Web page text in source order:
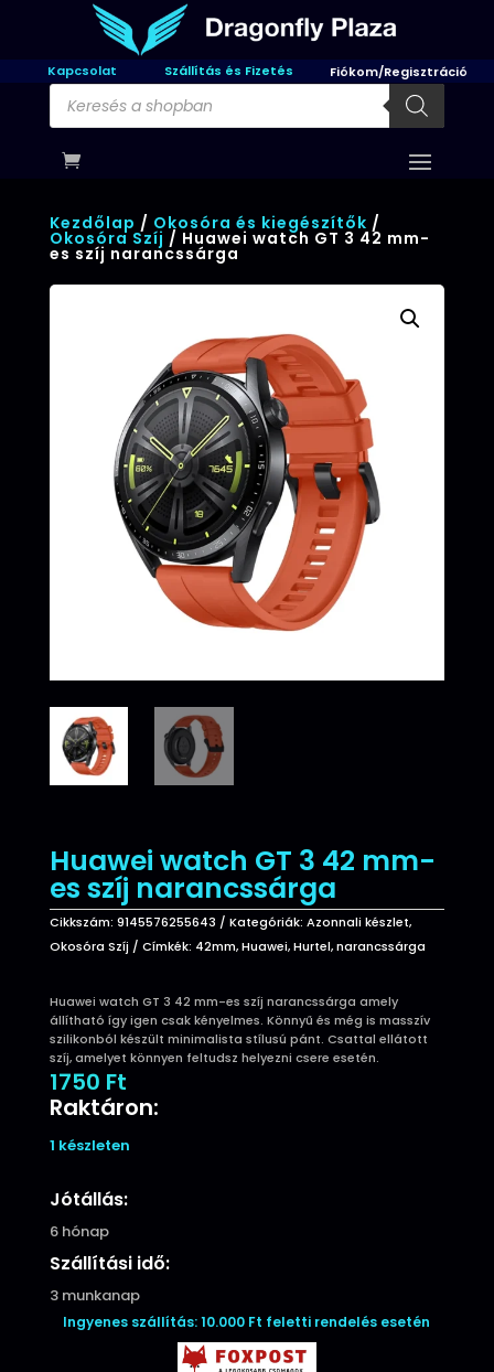
Kapcsolat Szállítás és Fizetés Fiókom/Regisztráció
Products
search
Kezdőlap / Okosóra és kiegészítők /
Okosóra Szíj / Huawei watch GT 3 42 mm-
es szíj narancssárga
Huawei watch GT 3 42 mm-
es szíj narancssárga
Cikkszám: 9145576255643 Kategóriák: Azonnali készlet,
Okosóra Szíj
Címkék: 42mm,Huawei,Hurtel,narancssárga
Huawei watch GT 3 42 mm-es szíj narancssárga amely
állítható így igen csak kényelmes. Könnyű és még is masszív
szilikonból készült minimalista stílusú pánt. Csattal ellátott
szíj, amelyet könnyen feltudsz helyezni csere esetén.
1750 Ft
Raktáron:
1 készleten
Jótállás:
6 hónap
Szállítási idő:
3 munkanap
Ingyenes szállítás: 10.000 Ft feletti rendelés esetén